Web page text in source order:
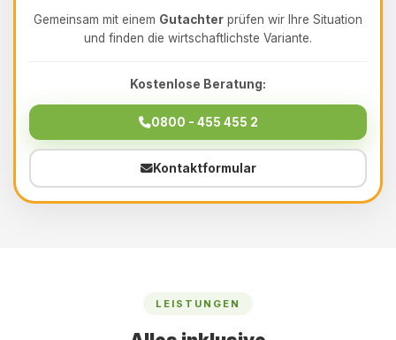
Gemeinsam mit einem Gutachter prüfen wir Ihre Situation
und finden die wirtschaftlichste Variante.
Kostenlose Beratung:
0800 - 455 455 2
Kontaktformular
LEISTUNGEN